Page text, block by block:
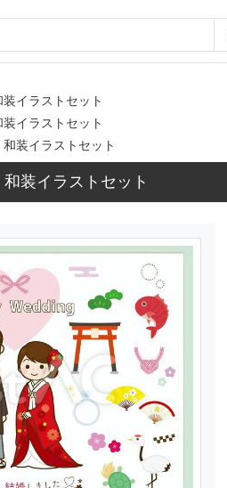
イラストセット
イラストセット
装イラストセット
装イラストセット